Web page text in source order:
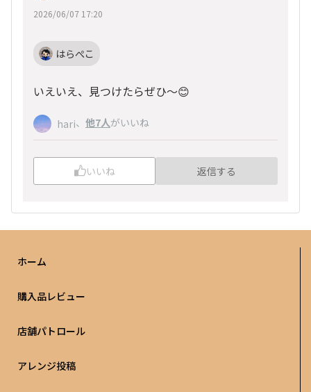
2026/06/07 17:20
はらぺこ
いえいえ、見つけたらぜひ〜😊
hari、 他7人がいいね
いいね 返信する
ホーム
購入品レビュー
店舗パトロール
アレンジ投稿